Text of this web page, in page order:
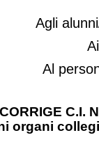
Agli
Al
C.I.
organi